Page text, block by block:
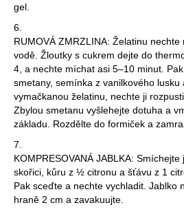
gel.
6.
RUMOVÁ ZMRZLINA: Želatinu
vodě. Žloutky s cukrem dejte do
4, a nechte míchat asi 5–10 minut.
smetany, semínka z vanilkového
vymačkanou želatinu, nechte ji
Zbylou smetanu vyšlehejte dotuha a
základu. Rozdělte do formiček a
7.
KOMPRESOVANÁ JABLKA:
skořici, kůru z ½ citronu a šťávu z 1
Pak sceďte a nechte vychladit. Jablko
hraně 2 cm a zavakuujte.